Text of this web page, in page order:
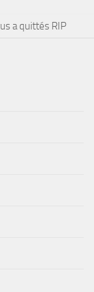
a quittés RIP